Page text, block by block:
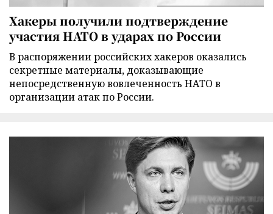
Хакеры получили подтверждение
участия НАТО в ударах по России
В распоряжении российских хакеров оказались
секретные материалы, доказывающие
непосредственную вовлеченность НАТО в
организации атак по России.